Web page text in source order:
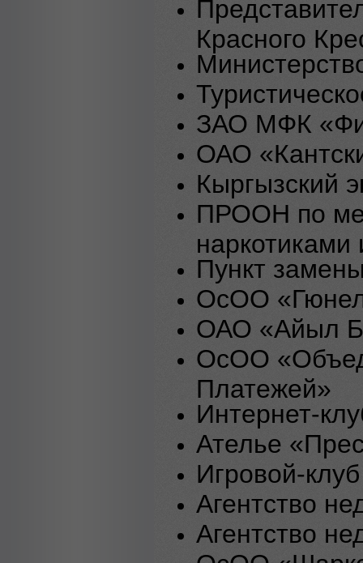
Красного
ЗАО МФК
ОАО
Кыргызский
ПРООН по
наркотиками
Пункт
ОсОО
ОАО «Айыл
ОсОО
Платежей»
Интернет-
Ателье
Игровой-
Агентство
Агентство